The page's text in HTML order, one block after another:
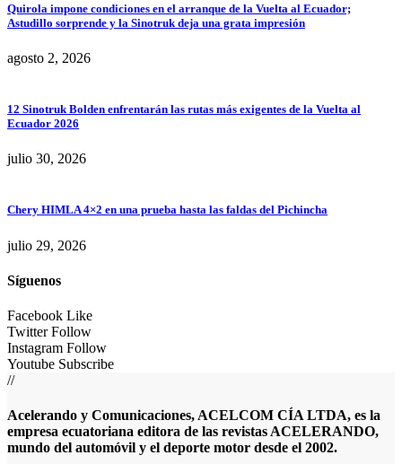
Quirola impone condiciones en el arranque de la Vuelta al Ecuador;
Astudillo sorprende y la Sinotruk deja una grata impresión
agosto 2, 2026
12 Sinotruk Bolden enfrentarán las rutas más exigentes de la Vuelta al
Ecuador 2026
julio 30, 2026
Chery HIMLA 4×2 en una prueba hasta las faldas del Pichincha
julio 29, 2026
Síguenos
Facebook Like
Twitter Follow
Instagram Follow
Youtube Subscribe
//
Acelerando y Comunicaciones, ACELCOM CÍA LTDA, es la
empresa ecuatoriana editora de las revistas ACELERANDO,
mundo del automóvil y el deporte motor desde el 2002.